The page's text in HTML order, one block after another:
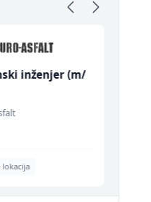
inženjer (m/
lokacija